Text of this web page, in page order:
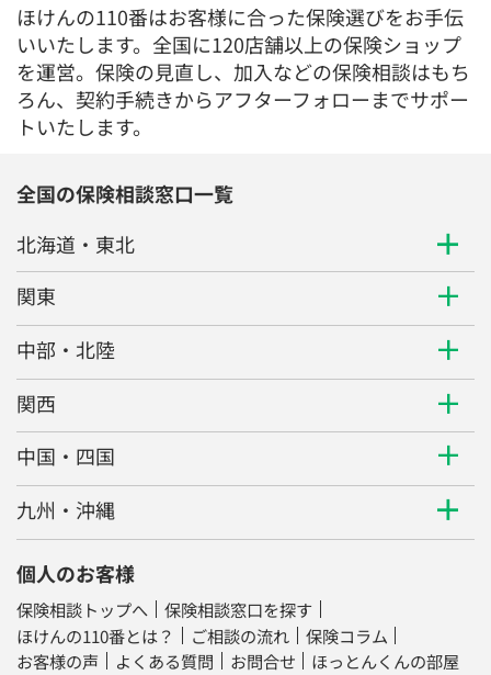
ほけんの110番はお客様に合った保険選びをお手伝
いいたします。全国に120店舗以上の保険ショップ
を運営。保険の見直し、加入などの保険相談はもち
ろん、契約手続きからアフターフォローまでサポー
トいたします。
全国の保険相談窓口一覧
北海道・東北
関東
中部・北陸
関西
中国・四国
九州・沖縄
個人のお客様
保険相談トップへ
保険相談窓口を探す
ほけんの110番とは？
ご相談の流れ
保険コラム
お客様の声
よくある質問 お問合せ ほっとんくんの部屋